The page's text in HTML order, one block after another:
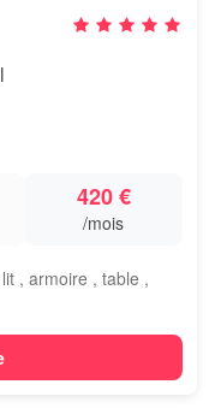
420 €
/mois
, armoire , table ,